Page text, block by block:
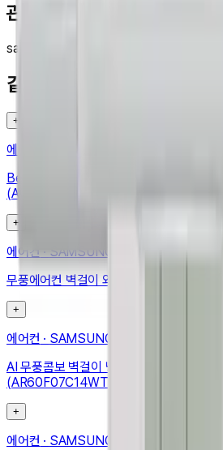
관련 검색
samsung
같은 카테고리 다른 기기
+
에어컨
Bespoke 무풍에어컨 윈도우핏 19.2㎡ (매
(AW06C7155WWAZ)
+
에어컨 · SAMSUNG
무풍에어컨 벽걸이 와이드 42.3㎡
+
에어컨 · SAMSUNG
AI 무풍콤보 벽걸이 냉난방 24.4㎡ (리모
(AR60F07C14WT)
+
에어컨 · SAMSUNG